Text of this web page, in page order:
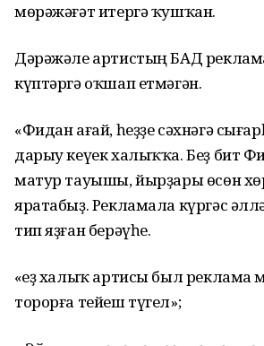
мөрәжәғәт итергә ҡушҡан.
Дәрәжәле артистың БАД
күптәргә оҡшап етмәгән.
«Фидан ағай, һеҙҙе сәхнәгә
дарыу кеүек халыҡҡа. Беҙ бит
матур тауышы, йырҙары өсөн
яратабыҙ. Рекламала күргәс
тип яҙған берәүһе.
«Һеҙ халыҡ артисы был реклама
торорға тейеш түгел»;